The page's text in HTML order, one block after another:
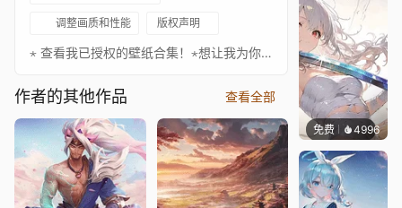
调整画质和性能 版权声明
⋆ 查看我已授权的壁纸合集！⋆想让我为你制作壁纸吗？立即订购！如果你喜欢我的作品，请考虑捐赠。我不是原画的创作者，我只是通过在WE中添加一些效果来编辑这些原画。❧ 支持作者：https://www.artstation.com/lightwing♪ Audiomachine - Vicarious
作者的其他作品 查看全部
免费 4996